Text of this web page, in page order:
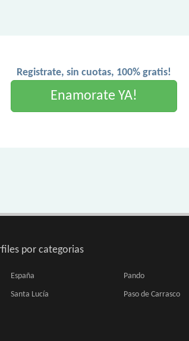
Registrate, sin cuotas, 100% gratis!
Enamorate YA!
por categorias
España Pando
Santa Lucía Paso de Carrasco